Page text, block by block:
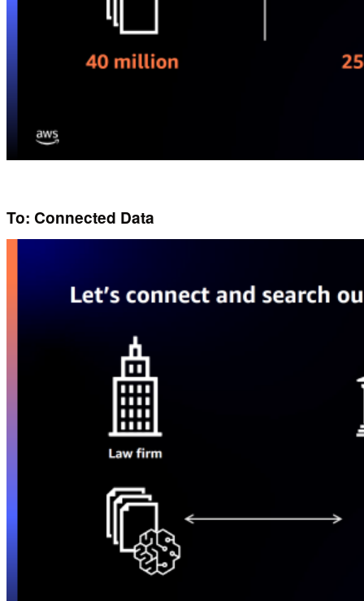
To: Connected Data